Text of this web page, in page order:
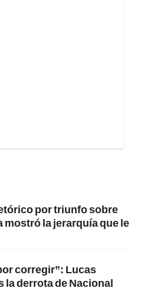
por triunfo sobre
la jerarquía que le
corregir”: Lucas
la derrota de Nacional